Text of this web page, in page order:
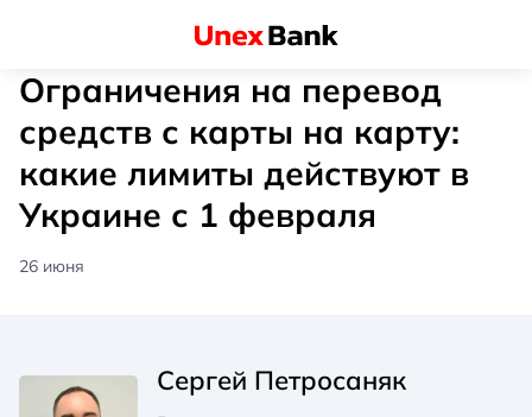
Ограничения на перевод
средств с карты на карту:
какие лимиты действуют в
Украине с 1 февраля
26 июня
Сергей Петросаняк